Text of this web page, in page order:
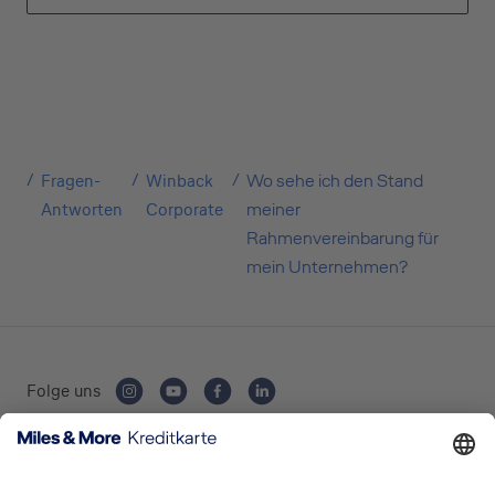
Fragen-
Antworten
Winback
Corporate
Wo sehe ich den Stand
meiner
Rahmenvereinbarung für
mein Unternehmen?
Folge uns
Über die Auswahl gelangen Sie direkt in den
gewünschten Antrag.
Geschäftliche Nutzung